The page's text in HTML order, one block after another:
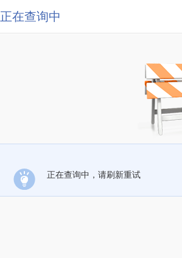
正在查询中
正在查询中，请刷新重试